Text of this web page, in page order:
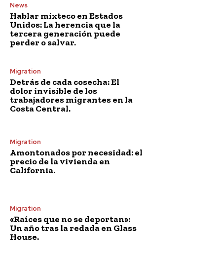
News
Hablar mixteco en Estados
Unidos: La herencia que la
tercera generación puede
perder o salvar.
Migration
Detrás de cada cosecha: El
dolor invisible de los
trabajadores migrantes en la
Costa Central.
Migration
Amontonados por necesidad: el
precio de la vivienda en
California.
Migration
«Raíces que no se deportan»:
Un año tras la redada en Glass
House.